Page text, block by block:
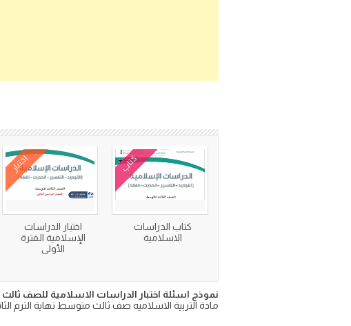
كتاب
كتاب الدراسات
الاسلامية
اختبار
اختبار الدراسات
الإسلامية الفترة
الأولى
نموذج اسئلة اختبار الدراسات الاسلامية للصف ثالث
مادة التربية الاسلاميه صف ثالث متوسط نهاية الترم الثاني ١٤٤٦